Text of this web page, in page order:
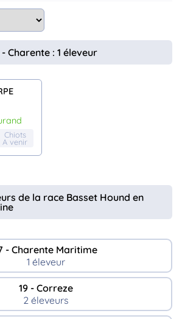
Charente : 1 éleveur
Chiots
A venir
de la race Basset Hound en
- Charente Maritime
1 éleveur
19 - Correze
2 éleveurs